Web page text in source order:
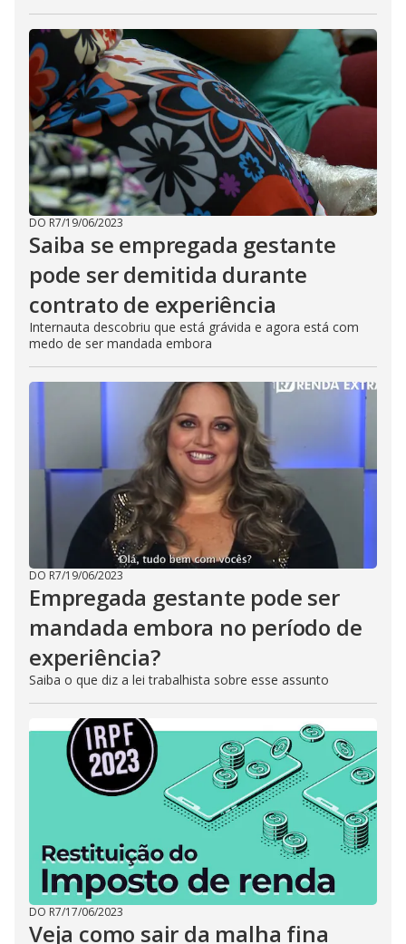
DO R7/19/06/2023
Saiba se empregada gestante
pode ser demitida durante
contrato de experiência
Internauta descobriu que está grávida e agora está com
medo de ser mandada embora
DO R7/19/06/2023
Empregada gestante pode ser
mandada embora no período de
experiência?
Saiba o que diz a lei trabalhista sobre esse assunto
DO R7/17/06/2023
Veja como sair da malha fina